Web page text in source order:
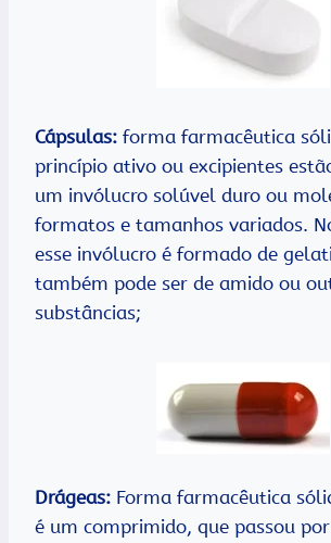
Cápsulas: forma farmacêutica
princípio ativo ou excipientes
um invólucro solúvel duro ou
formatos e tamanhos variados.
esse invólucro é formado de
também pode ser de amido ou
substâncias;
Drágeas: Forma farmacêutica
é um comprimido, que passou